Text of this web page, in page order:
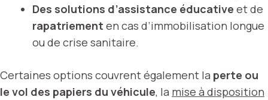
Des solutions d’assistance éducative et de
rapatriement en cas d’immobilisation longue
ou de crise sanitaire.
Certaines options couvrent également la perte ou
le vol des papiers du véhicule, la mise à disposition